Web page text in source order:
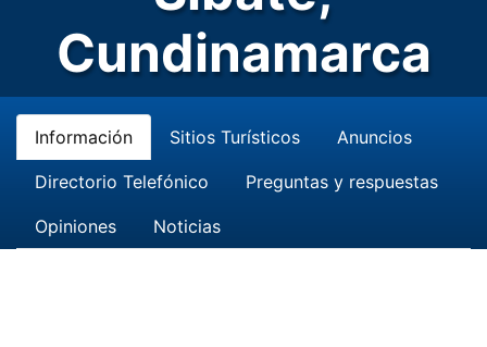
Cundinamarca
Información Sitios Turísticos Anuncios
Directorio Telefónico Preguntas y respuestas
Opiniones Noticias